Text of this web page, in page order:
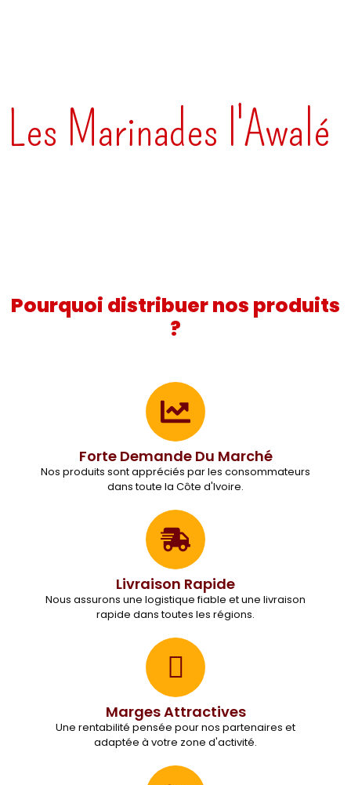
officiel
Les Marinades l'Awalé
Pourquoi distribuer nos produits
?
Forte Demande Du Marché
Nos produits sont appréciés par les consommateurs
dans toute la Côte d'Ivoire.
Livraison Rapide
Nous assurons une logistique fiable et une livraison
rapide dans toutes les régions.
Marges Attractives
Une rentabilité pensée pour nos partenaires et
adaptée à votre zone d'activité.